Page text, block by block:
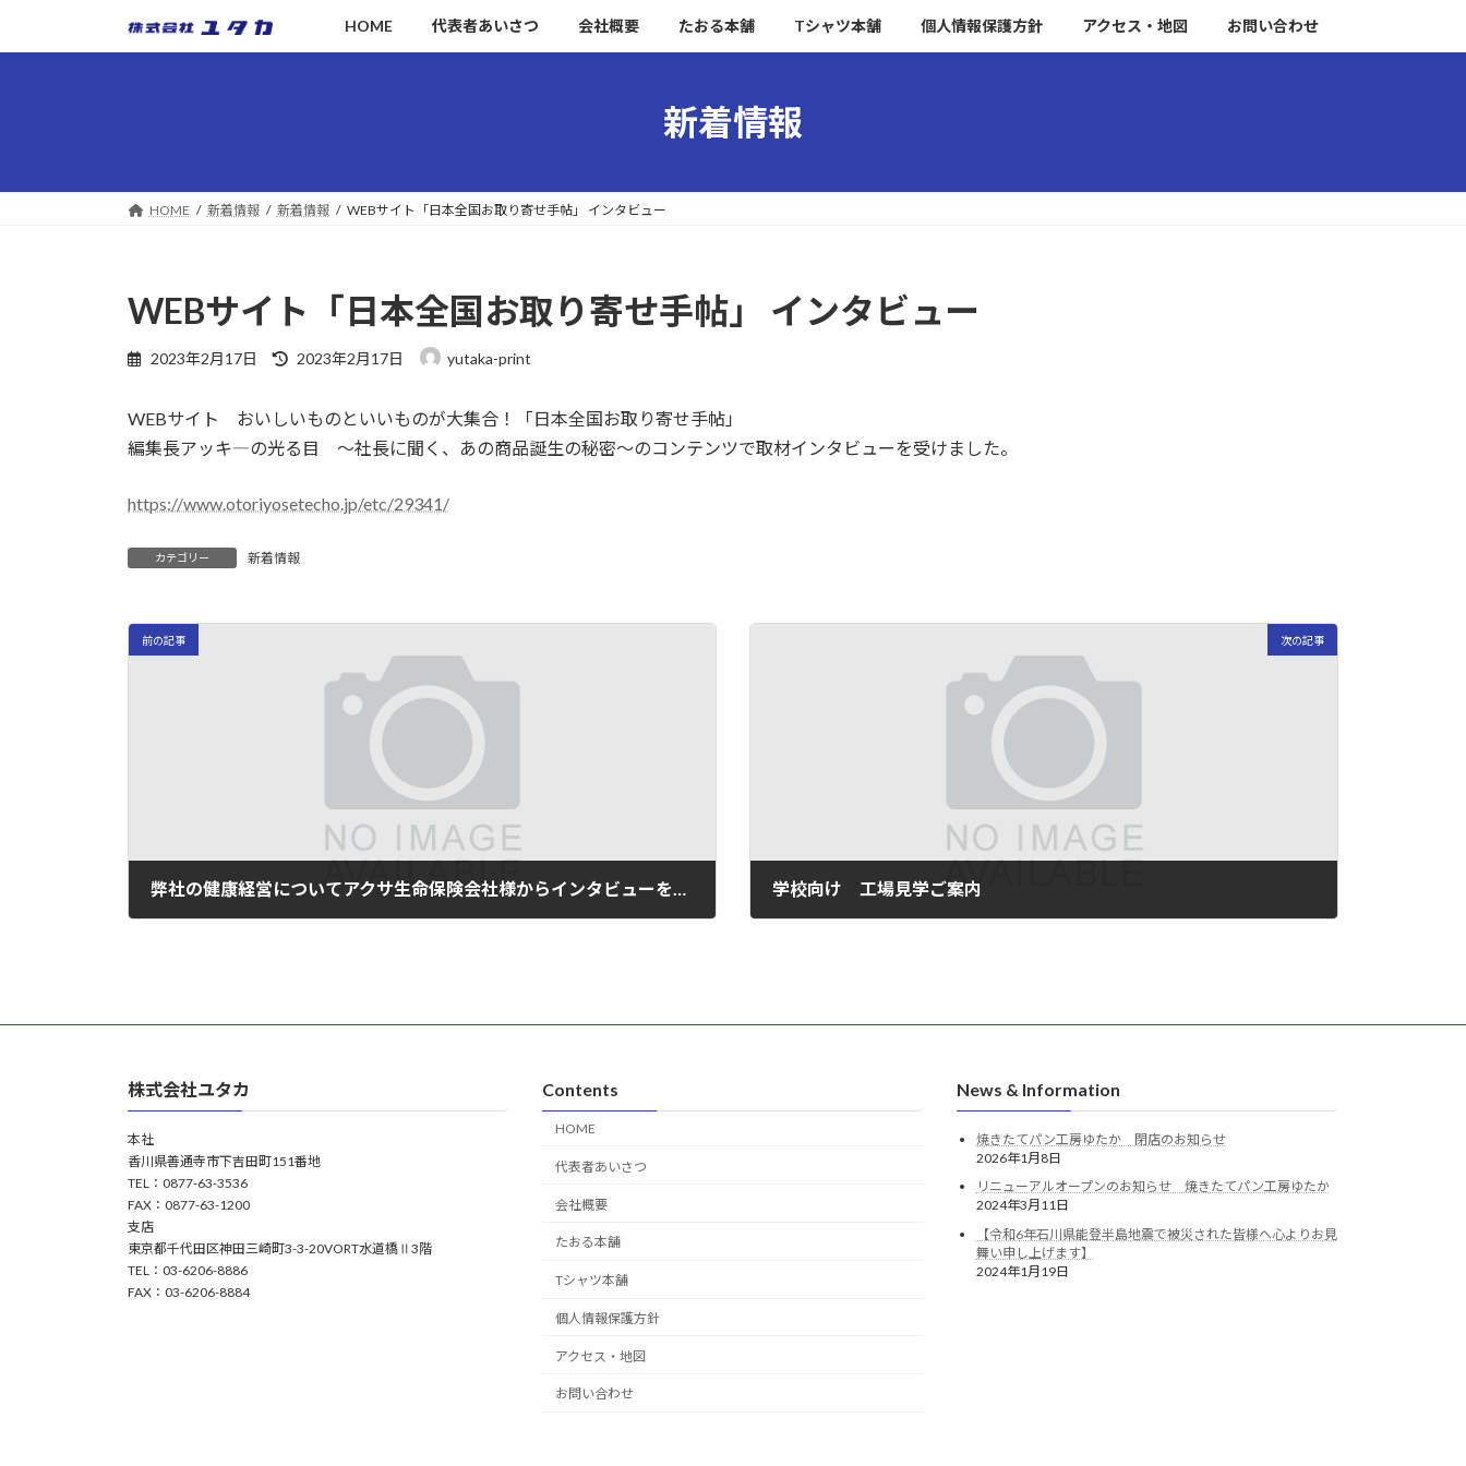
キ
に
HOME 代表者あいさつ 会社概要 たおる本舗 Tシャツ本舗 個人情報保護方針 アクセス・地図 お問い合わせ
新着情報
HOME 新着情報 新着情報 WEBサイト「日本全国お取り寄せ手帖」 インタビュー
WEBサイト「日本全国お取り寄せ手帖」 インタビュー
2023年2月17日
最
新
日
2023年2月17日 yutaka-print
WEBサイト おいしいものといいものが大集合！「日本全国お取り寄せ手帖」
編集長アッキ―の光る目 ～社長に聞く、あの商品誕生の秘密～のコンテンツで取材インタビューを受けました。
https://www.otoriyosetecho.jp/etc/29341/
カテゴリー 新着情報
前の記事
弊社の健康経営についてアクサ生命保険会社様からインタビューを受けました
次の記事
学校向け 工場見学ご案内
株式会社ユタカ
本社
香川県善通寺市下吉田町151番地
TEL：0877-63-3536
FAX：0877-63-1200
支店
東京都千代田区神田三崎町3-3-20VORT水道橋Ⅱ3階
TEL：03-6206-8886
FAX：03-6206-8884
Contents
HOME
代表者あいさつ
会社概要
たおる本舗
Tシャツ本舗
個人情報保護方針
アクセス・地図
お問い合わせ
News & Information
焼きたてパン工房ゆたか 閉店のお知らせ
2026年1月8日
リニューアルオープンのお知らせ 焼きたてパン工房ゆたか
2024年3月11日
【令和6年石川県能登半島地震で被災された皆様へ心よりお見
舞い申し上げます】
2024年1月19日